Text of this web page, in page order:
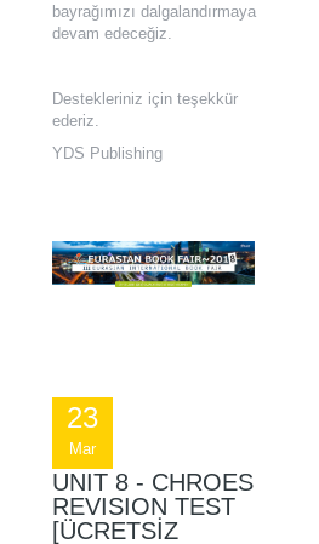
bayrağımızı dalgalandırmaya
devam edeceğiz.
Destekleriniz için teşekkür
ederiz.
YDS Publishing
23
Mar
UNIT 8 - CHROES
REVISION TEST
[ÜCRETSİZ